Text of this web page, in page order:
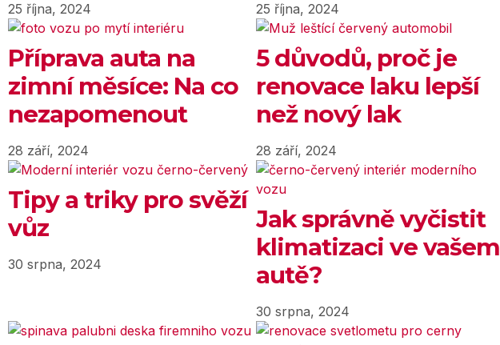
25 října, 2024 25 října, 2024
Příprava auta na
zimní měsíce: Na co
nezapomenout
28 září, 2024
5 důvodů, proč je
renovace laku lepší
než nový lak
28 září, 2024
Tipy a triky pro svěží
vůz
30 srpna, 2024
Jak správně vyčistit
klimatizaci ve vašem
autě?
30 srpna, 2024